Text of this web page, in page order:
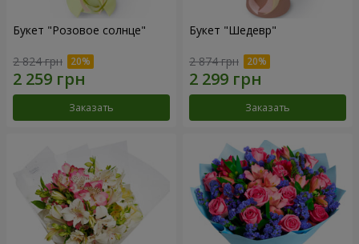
Букет "Розовое солнце"
2 824 грн
Заказать
Букет "Шедевр"
2 874 грн
Заказать